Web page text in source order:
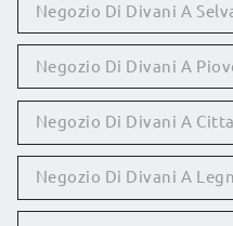
Negozio Di Divani A
Negozio Di Divani A
Negozio Di Divani A
Negozio Di Divani A